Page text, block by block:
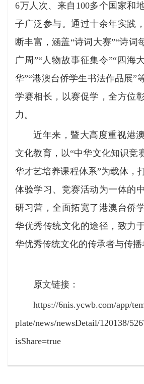
6万人次、来自100多个国家和
子广泛参与。通过十余年实践
断丰富，涵盖“诗词大赛”“诗词
广周”“人物故事征集令”“四海
华”“港澳台侨学生书法作品展”
学赛相长，以赛促学，全方位
力。
近年来，暨大高度重视港
文化教育，以“中华文化知识竞
华才艺培养课程体系”为载体，
体验学习、竞赛活动为一体的
研习营，全面拓宽了港澳台侨
华优秀传统文化的途径，致力
华优秀传统文化的传承者与传播
原文链接：
https://6nis.ycwb.com/app/
plate/news/newsDetail/120138/
isShare=true